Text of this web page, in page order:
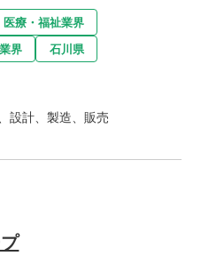
医療・福祉業界
界
石川県
設計、製造、販売